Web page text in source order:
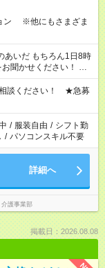
ン ※他にもさまざま
あいだ もちろん1日8時
お聞かせください！ ★
くご相談ください。
相談ください！ ★急募
/ 服装自由 / シフト勤
/ パソコンスキル不要
詳細へ
護事業部
掲載日：2026.08.08